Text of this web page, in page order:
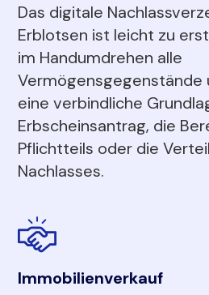
Das digitale
Erblotsen ist leicht zu
im Handumdrehen alle
Vermögensgegenstände
eine verbindliche
Erbscheinsantrag, die
Pflichtteils oder die
Nachlasses.
Immobilienverkauf